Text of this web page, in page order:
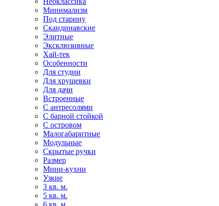
Минимализм
Под старину
Скандинавские
Элитные
Эксклюзивные
Хай-тек
Особенности
Для студии
Для хрущевки
Для дачи
Встроенные
С антресолями
С барной стойкой
С островом
Малогабаритные
Модульные
Скрытые ручки
Размер
Мини-кухни
Узкие
3 кв. м.
5 кв. м.
6 кв. м.